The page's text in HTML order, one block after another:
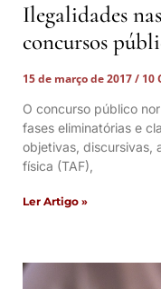
Ilegalidades
concursos
15 de março de 2017
10
O concurso público
fases eliminatórias e
objetivas, discursivas,
física (TAF),
Ler Artigo »